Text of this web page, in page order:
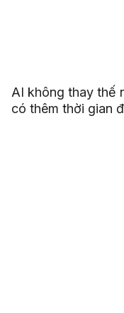
AI không thay thế
có thêm thời gian